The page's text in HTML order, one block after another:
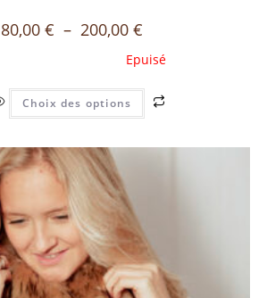
€ – 200,00 €
Choix des options